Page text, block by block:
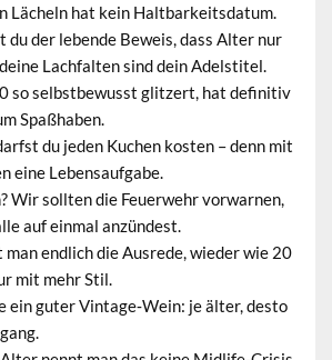
Lächeln hat kein Haltbarkeitsdatum.
du der lebende Beweis, dass Alter nur
Lachfalten sind dein Adelstitel.
so selbstbewusst glitzert, hat definitiv
Spaßhaben.
du jeden Kuchen kosten – denn mit
eine Lebensaufgabe.
Wir sollten die Feuerwehr vorwarnen,
auf einmal anzündest.
endlich die Ausrede, wieder wie 20
mit mehr Stil.
ein guter Vintage‑Wein: je älter, desto